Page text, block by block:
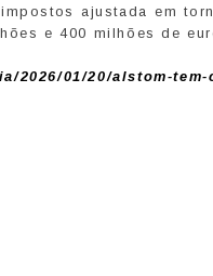
ajustada em
e 400 milhões de
01/20/alstom-